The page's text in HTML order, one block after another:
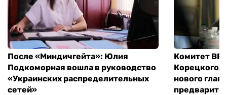
После «Миндичгейта»: Юлия
Подкоморная вошла в руководство
«Украинских распределительных
сетей»
Комитет ВР
Корецкого,
нового